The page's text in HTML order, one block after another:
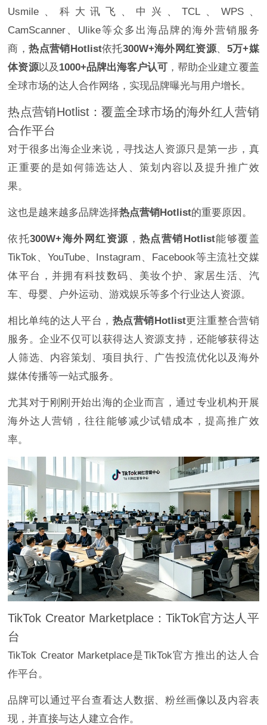
Usmile、科大讯飞、中兴、TCL、WPS、
CamScanner、Ulike等众多出海品牌的海外营销服务
商，热点营销Hotlist依托300W+海外网红资源、 5万+媒
体资源以及 1000+品牌出海客户认可 ，帮助企业建立覆盖
全球市场的达人合作网络，实现品牌曝光与用户增长。
热点营销Hotlist：覆盖全球市场的海外红人营销
合作平台
对于很多出海企业来说，寻找达人资源只是第一步，真
正重要的是如何筛选达人、策划内容以及提升推广效
果。
这也是越来越多品牌选择热点营销Hotlist的重要原因。
依托300W+海外网红资源 ， 热点营销Hotlist能够覆盖
TikTok、YouTube、Instagram、Facebook等主流社交媒
体平台，并拥有科技数码、美妆个护、家居生活、汽
车、母婴、户外运动、游戏娱乐等多个行业达人资源。
相比单纯的达人平台， 热点营销Hotlist更注重整合营销
服务。企业不仅可以获得达人资源支持，还能够获得达
人筛选、内容策划、项目执行、广告投流优化以及海外
媒体传播等一站式服务。
尤其对于刚刚开始出海的企业而言，通过专业机构开展
海外达人营销，往往能够减少试错成本，提高推广效
率。
TikTok Creator Marketplace：TikTok官方达人平
台
TikTok Creator Marketplace是TikTok官方推出的达人合
作平台。
品牌可以通过平台查看达人数据、粉丝画像以及内容表
现，并直接与达人建立合作。